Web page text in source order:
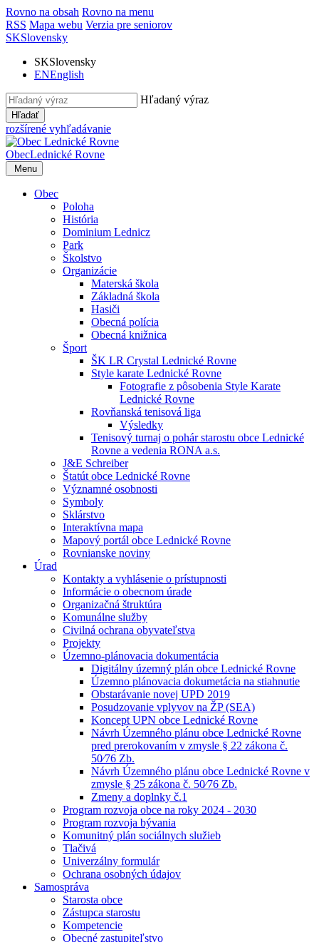
Rovno na obsah Rovno na menu
RSS Mapa webu Verzia pre seniorov
SKSlovensky
SKSlovensky
ENEnglish
Hľadaný výraz
Hľadať
rozšírené vyhľadávanie
ObecLednické Rovne
Menu
Obec
Poloha
História
Dominium Lednicz
Park
Školstvo
Organizácie
Materská škola
Základná škola
Hasiči
Obecná polícia
Obecná knižnica
Šport
ŠK LR Crystal Lednické Rovne
Style karate Lednické Rovne
Fotografie z pôsobenia Style Karate
Lednické Rovne
Rovňanská tenisová liga
Výsledky
Tenisový turnaj o pohár starostu obce Lednické
Rovne a vedenia RONA a.s.
J&E Schreiber
Štatút obce Lednické Rovne
Významné osobnosti
Symboly
Sklárstvo
Interaktívna mapa
Mapový portál obce Lednické Rovne
Rovnianske noviny
Úrad
Kontakty a vyhlásenie o prístupnosti
Informácie o obecnom úrade
Organizačná štruktúra
Komunálne služby
Civilná ochrana obyvateľstva
Projekty
Územno-plánovacia dokumentácia
Digitálny územný plán obce Lednické Rovne
Územno plánovacia dokumetácia na stiahnutie
Obstarávanie novej UPD 2019
Posudzovanie vplyvov na ŽP (SEA)
Koncept UPN obce Lednické Rovne
Návrh Územného plánu obce Lednické Rovne
pred prerokovaním v zmysle § 22 zákona č.
50⁄76 Zb.
Návrh Územného plánu obce Lednické Rovne v
zmysle § 25 zákona č. 50⁄76 Zb.
Zmeny a doplnky č.1
Program rozvoja obce na roky 2024 - 2030
Program rozvoja bývania
Komunitný plán sociálnych služieb
Tlačivá
Univerzálny formulár
Ochrana osobných údajov
Samospráva
Starosta obce
Zástupca starostu
Kompetencie
Obecné zastupiteľstvo